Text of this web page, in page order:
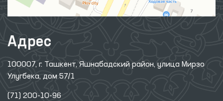
Адрес
100007, г. Ташкент, Яшнабадский район, улица Мирзо
Улугбека, дом 57/1
(71) 200-10-96